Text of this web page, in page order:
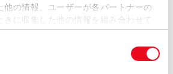
他の情報、ユーザーが各パートナーの
きに収集した他の情報を組み合わせて
す。当ウェブサイトの使用を続行する